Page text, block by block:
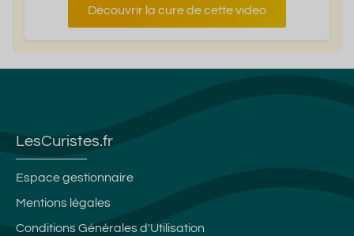
Découvrir la cure de cette video
LesCuristes.fr
Espace gestionnaire
Mentions légales
Conditions Générales d'Utilisation